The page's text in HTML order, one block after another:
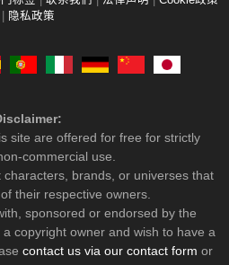
隐私政策
site are offered for free for strictly
commercial use.
brands, or universes that
their respective owners.
sponsored or endorsed by the
copyright owner and wish to have a
contact us via our contact form or